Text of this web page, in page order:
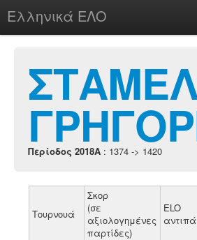
Ελληνικά ΕΛΟ
chesstu.be @ discord
Login
Περίοδος 2018A : 1374 -> 1420
Τουρνουά
Σκορ
(σε
αξιολογημένες
παρτίδες)
ELO